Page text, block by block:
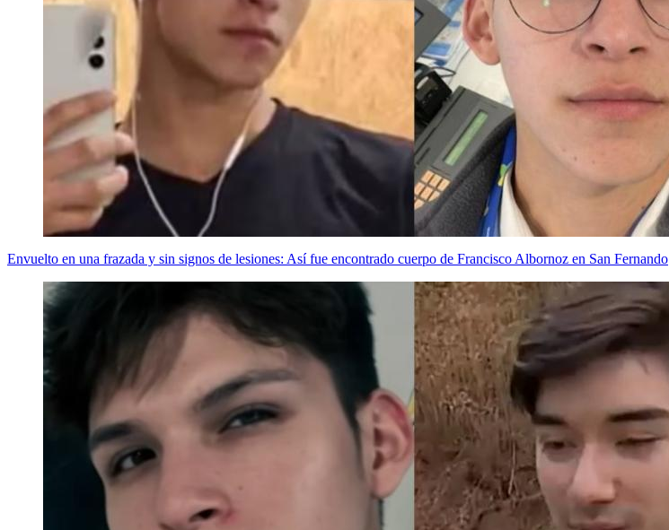
Envuelto en una frazada y sin signos de lesiones: Así fue encontrado cuerpo de Francisco Albornoz en San Fernando